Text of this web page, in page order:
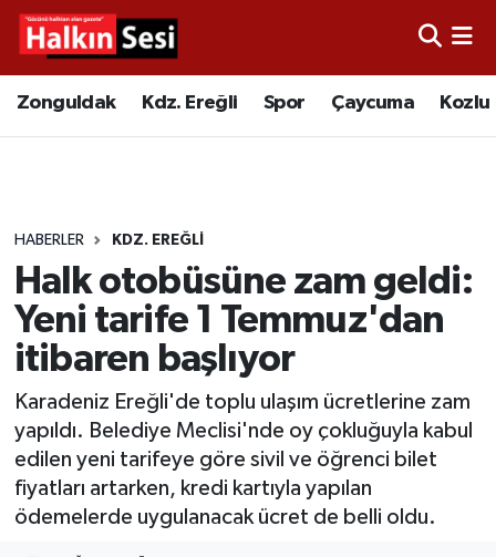
Zonguldak Kdz. Ereğli Spor Çaycuma Kozlu
HABERLER KDZ. EREĞLI
Halk otobüsüne zam geldi:
Yeni tarife 1 Temmuz'dan
itibaren başlıyor
Karadeniz Ereğli'de toplu ulaşım ücretlerine zam
yapıldı. Belediye Meclisi'nde oy çokluğuyla kabul
edilen yeni tarifeye göre sivil ve öğrenci bilet
fiyatları artarken, kredi kartıyla yapılan
ödemelerde uygulanacak ücret de belli oldu.
Video
Çaycuma
Alaplı
Asayiş
Bartın
Karabük
Merkez Hava Durumu
Tüm Manşetler
Son Dakika Haberleri
Haber Arşivi